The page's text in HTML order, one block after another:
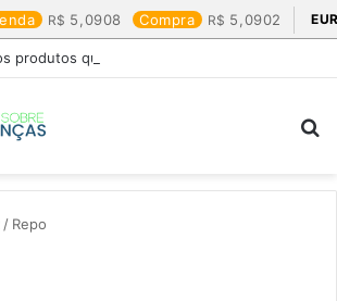
5,0908 Compra 5,0902
produtos que mais valem a pena
/ Repo